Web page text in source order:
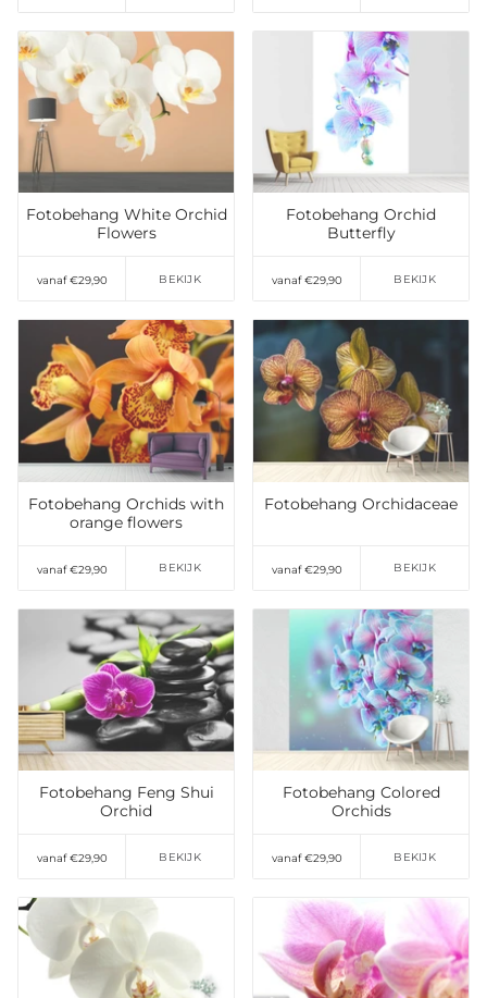
Toevoegen aan
verlanglijst
Fotobehang White Orchid
Flowers
vanaf €29,90 BEKIJK
Toevoegen aan
verlanglijst
Fotobehang Orchid
Butterfly
vanaf €29,90 BEKIJK
Toevoegen aan
verlanglijst
Fotobehang Orchids with
orange flowers
vanaf €29,90 BEKIJK
Toevoegen aan
verlanglijst
Fotobehang Orchidaceae
vanaf €29,90 BEKIJK
Toevoegen aan
verlanglijst
Fotobehang Feng Shui
Orchid
vanaf €29,90 BEKIJK
Toevoegen aan
verlanglijst
Fotobehang Colored
Orchids
vanaf €29,90 BEKIJK
Toevoegen aan